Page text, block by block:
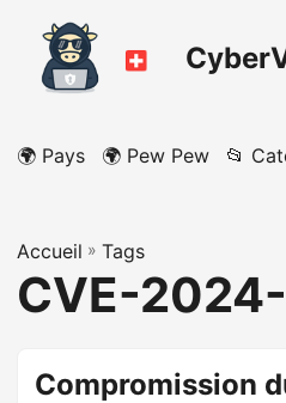
🌍 Pays 🌍 Pew Pew 📂
Accueil » Tags
CVE-
Compromission